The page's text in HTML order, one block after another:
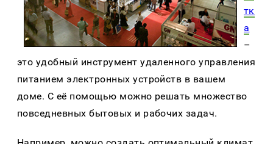
тк
а
–
это удобный инструмент удаленного управления
питанием электронных устройств в вашем
доме. С её помощью можно решать множество
повседневных бытовых и рабочих задач.